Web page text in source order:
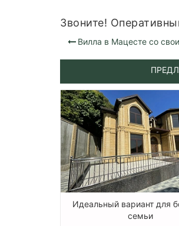
Звоните!
Вилла в Мацесте со
Идеальный вариант для
семьи